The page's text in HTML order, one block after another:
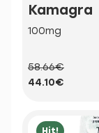
Kamagra
100mg
58.66€
44.10€
Hit!